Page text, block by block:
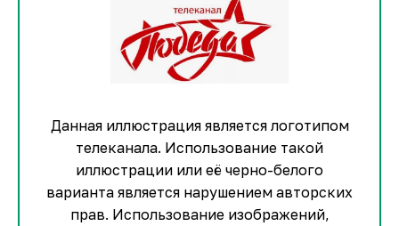
Данная иллюстрация является логотипом
телеканала. Использование такой
иллюстрации или её черно-белого
варианта является нарушением авторских
прав. Использование изображений,